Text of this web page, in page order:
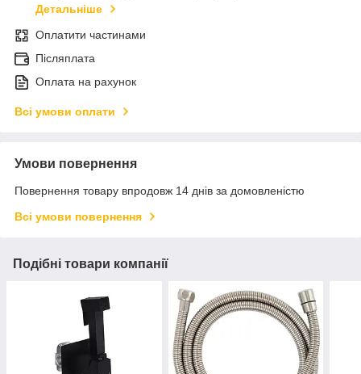
Детальніше
Оплатити частинами
Післяплата
Оплата на рахунок
Всі умови оплати
Умови повернення
Повернення товару впродовж 14 днів за домовленістю
Всі умови повернення
Подібні товари компанії